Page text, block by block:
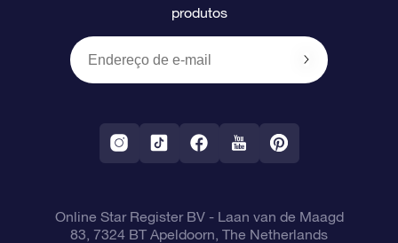
Presentes corporativos
Um Milhão de Estrelas
OSR Starsaver
Aplicativo RV Fly me to the stars
Política de devolução
Constelações
produtos
Online Star Register BV- Laan van de Maagd
83, 7324 BT Apeldoorn, The Netherlands